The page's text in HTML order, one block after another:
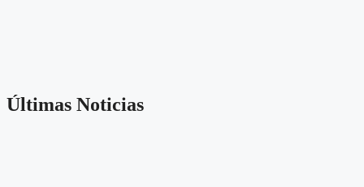
Últimas Noticias